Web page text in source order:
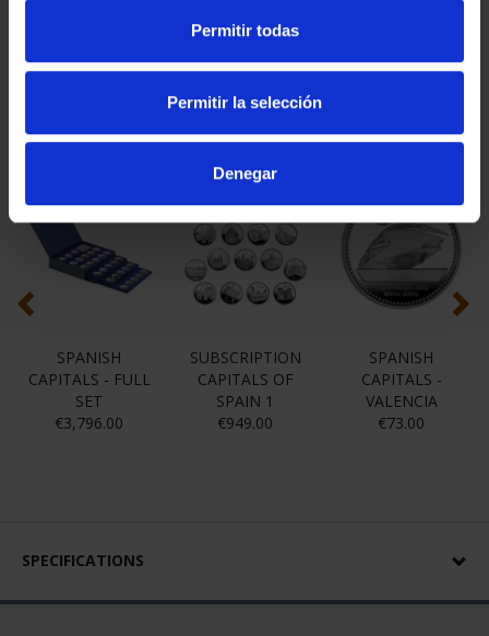
Permitir todas
Permitir la selección
Denegar
You may also be interested in these products:
SPANISH
CAPITALS - FULL
SET
€3,796.00
SUBSCRIPTION
CAPITALS OF
SPAIN 1
€949.00
SPANISH
CAPITALS -
VALENCIA
€73.00
SPECIFICATIONS